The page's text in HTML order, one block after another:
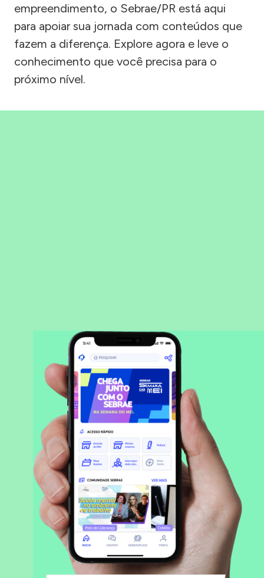
empreendimento, o Sebrae/PR está aqui
para apoiar sua jornada com conteúdos que
fazem a diferença. Explore agora e leve o
conhecimento que você precisa para o
próximo nível.